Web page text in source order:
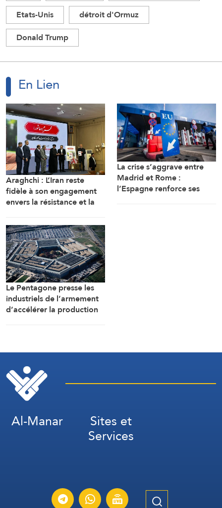
Etats-Unis
détroit d'Ormuz
Donald Trump
En Lien
Araghchi : L’Iran reste
fidèle à son engagement
envers la résistance et la
malgré toutes les pressions
La crise s’aggrave entre
Madrid et Rome :
l’Espagne renforce ses
Le Pentagone presse les
industriels de l’armement
d’accélérer la production
Al-Manar Sites et
Services